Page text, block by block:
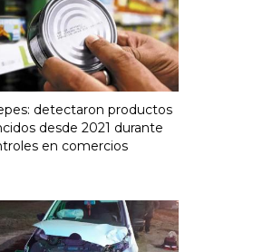
detectaron productos
desde 2021 durante
en comercios